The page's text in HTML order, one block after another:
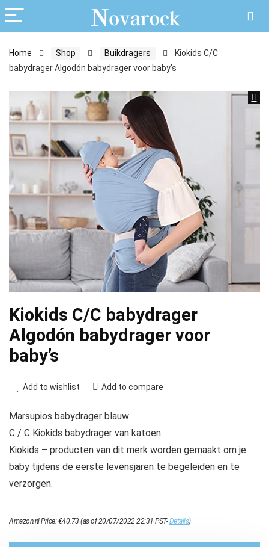
Home Shop Buikdragers
Kiokids C/C
babydrager Algodón babydrager voor baby’s
Kiokids C/C babydrager
Algodón babydrager voor
baby’s
Add to wishlist Add to compare
Marsupios babydrager blauw
C / C Kiokids babydrager van katoen
Kiokids – producten van dit merk worden gemaakt om je
baby tijdens de eerste levensjaren te begeleiden en te
verzorgen.
Amazon.nl Price:€40.73 (as of 20/07/2022 22:31 PST-Details)